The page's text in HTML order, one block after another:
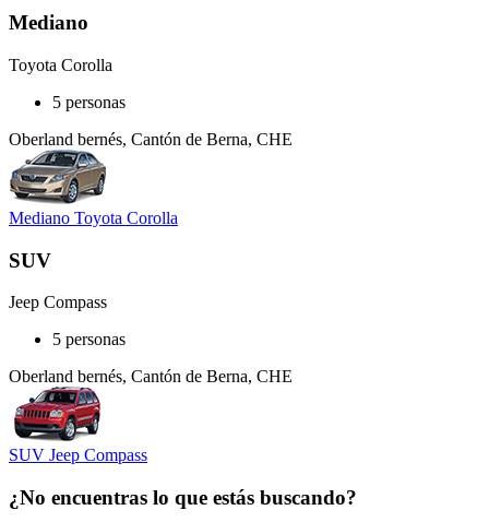
Mediano
Toyota Corolla
5 personas
Oberland bernés, Cantón de Berna, CHE
Mediano Toyota Corolla
SUV
Jeep Compass
5 personas
Oberland bernés, Cantón de Berna, CHE
SUV Jeep Compass
¿No encuentras lo que estás buscando?